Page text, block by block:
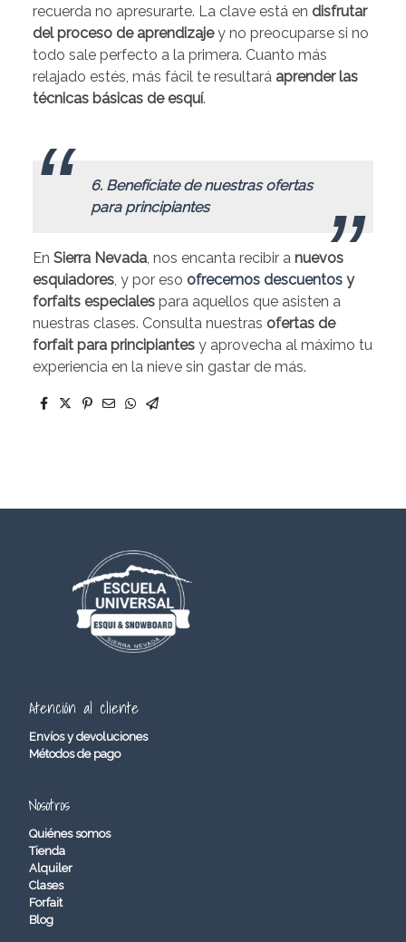
recuerda no apresurarte. La clave está en disfrutar
del proceso de aprendizajey no preocuparse si no
todo sale perfecto a la primera. Cuanto más
relajado estés, más fácil te resultará aprender las
técnicas básicas de esquí.
6. Benefíciate de nuestras ofertas
para principiantes
En Sierra Nevada, nos encanta recibir a nuevos
esquiadores, y por eso ofrecemos descuentos y
forfaits especiales para aquellos que asisten a
nuestras clases. Consulta nuestras ofertas de
forfait para principiantes y aprovecha al máximo tu
experiencia en la nieve sin gastar de más.
Atención al cliente
Envíos y devoluciones
Métodos de pago
Nosotros
Quiénes somos
Tienda
Alquiler
Clases
Forfait
Blog